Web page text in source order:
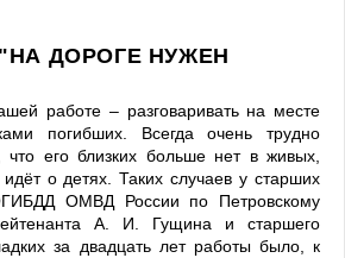
ДОРОГЕ НУЖЕН
работе – разговаривать на месте
погибших. Всегда очень трудно
что его близких больше нет в живых,
о детях. Таких случаев у старших
ОМВД России по Петровскому
А. И. Гущина и старшего
за двадцать лет работы было, к